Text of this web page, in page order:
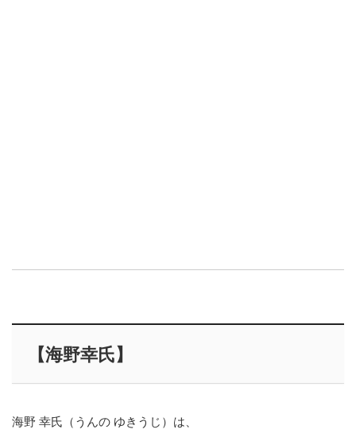
【海野幸氏】
海野 幸氏（うんの ゆきうじ）は、